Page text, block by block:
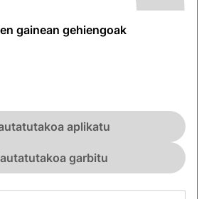
gainean gehiengoak
aplikatu
garbitu